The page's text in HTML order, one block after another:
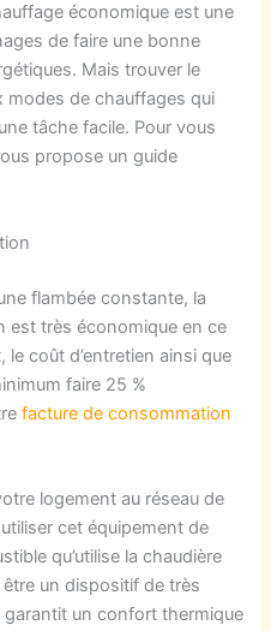
économique est une
de faire une bonne
Mais trouver le
modes de chauffages qui
tâche facile. Pour vous
propose un guide
flambée constante, la
est très économique en ce
le coût d’entretien ainsi que
faire 25 %
facture de consommation
logement au réseau de
cet équipement de
qu’utilise la chaudière
un dispositif de très
un confort thermique